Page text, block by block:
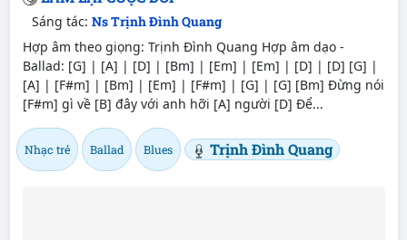
Sáng tác: Ns Trịnh Đình Quang
Hợp âm theo giọng: Trịnh Đình Quang Hợp âm dạo -
Ballad: [G] | [A] | [D] | [Bm] | [Em] | [Em] | [D] | [D] [G] |
[A] | [F#m] | [Bm] | [Em] | [F#m] | [G] | [G] [Bm] Đừng nói
[F#m] gì về [B] đây với anh hỡi [A] người [D] Để...
Nhạc trẻ Ballad Blues Trịnh Đình Quang